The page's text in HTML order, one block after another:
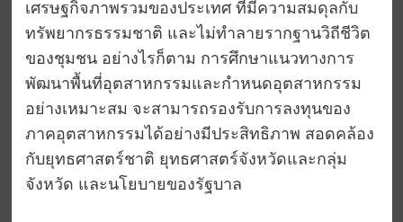
เศรษฐกิจภาพรวมของประเทศ ที่มีความสมดุลกับ
ทรัพยากรธรรมชาติ และไม่ทำลายรากฐานวิถีชีวิต
ของชุมชน อย่างไรก็ตาม การศึกษาแนวทางการ
พัฒนาพื้นที่อุตสาหกรรมและกำหนดอุตสาหกรรม
อย่างเหมาะสม จะสามารถรองรับการลงทุนของ
ภาคอุตสาหกรรมได้อย่างมีประสิทธิภาพ สอดคล้อง
กับยุทธศาสตร์ชาติ ยุทธศาสตร์จังหวัดและกลุ่ม
จังหวัด และนโยบายของรัฐบาล